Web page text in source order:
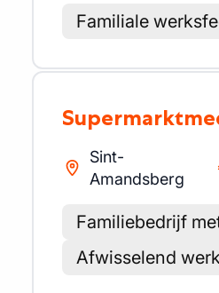
Familiale
Sint-
Amandsberg
Familiebedrijf
Afwisselend